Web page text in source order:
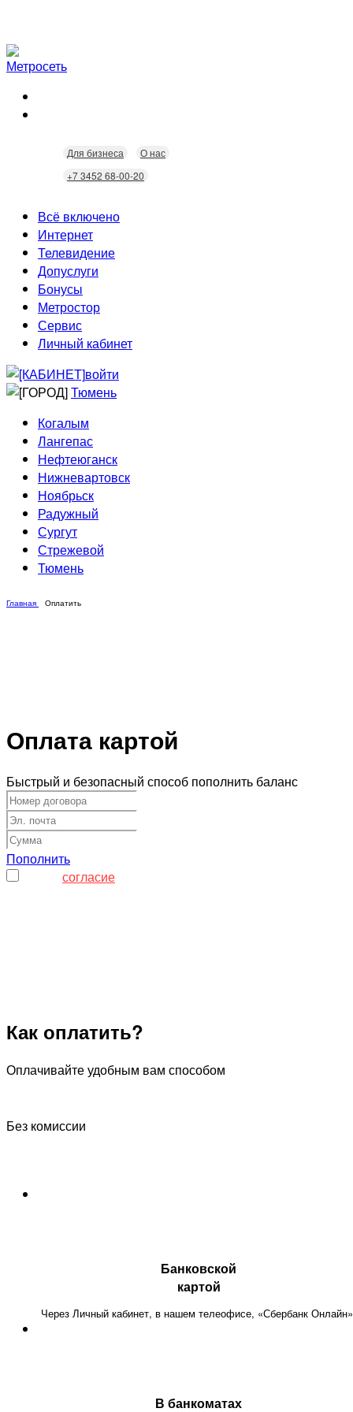
Для бизнеса
О нас
+7 3452 68-00-20
Всё включено
Интернет
Скорость
Безопасность
Wi-Fi
Технологии
Телевидение
Кабельное ТВ
Интерактивное ТВ
Допуслуги
Видеонаблюдение
Домофония
Бонусы
Статусы
Бонусы
Скидки
Метростор
Сервис
Неисправности
Домовые сети
Личный кабинет
войти
Тюмень
Когалым
Лангепас
Нефтеюганск
Нижневартовск
Ноябрьск
Радужный
Сургут
Стрежевой
Тюмень
Главная Оплатить
Оплата картой
Быстрый и безопасный способ пополнить баланс
Пополнить
согласие
Как оплатить?
Оплачивайте удобным вам способом
Без комиссии
Банковской
картой
Через Личный кабинет, в нашем телеофисе, «Сбербанк
В банкоматах